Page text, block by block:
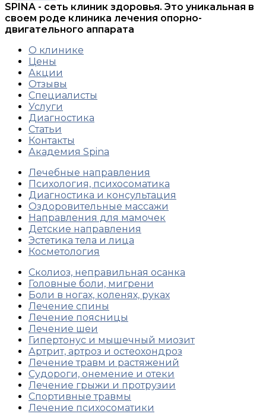
SPINA - сеть клиник здоровья. Это уникальная в
своем роде клиника лечения опорно-
двигательного аппарата
О клинике
Цены
Акции
Отзывы
Специалисты
Услуги
Диагностика
Статьи
Контакты
Академия Spina
Лечебные направления
Психология, психосоматика
Диагностика и консультация
Оздоровительные массажи
Направления для мамочек
Детские направления
Эстетика тела и лица
Косметология
Сколиоз, неправильная осанка
Головные боли, мигрени
Боли в ногах, коленях, руках
Лечение спины
Лечение поясницы
Лечение шеи
Гипертонус и мышечный миозит
Артрит, артроз и остеохондроз
Лечение травм и растяжений
Судороги, онемение и отеки
Лечение грыжи и протрузии
Спортивные травмы
Лечение психосоматики